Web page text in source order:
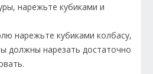
нарежьте кубиками и
нарежьте кубиками колбасу,
должны нарезать достаточно